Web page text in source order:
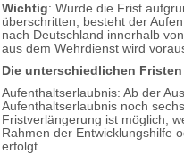
Wichtig: Wurde die Frist
überschritten, besteht der
nach Deutschland innerhalb
aus dem Wehrdienst wird
Die unterschiedlichen
Aufenthaltserlaubnis: Ab der
Aufenthaltserlaubnis noch
Fristverlängerung ist möglich,
Rahmen der Entwicklungshilfe
erfolgt.